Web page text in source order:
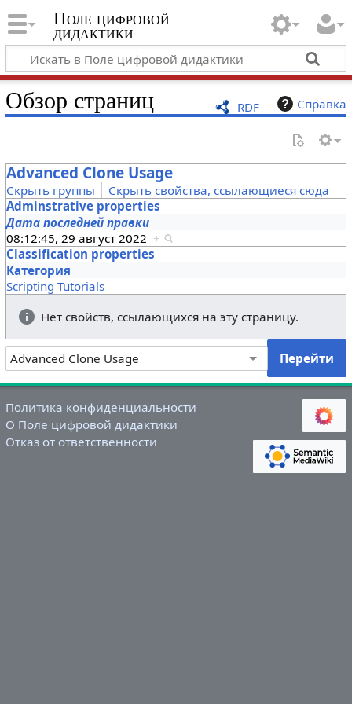
Поле цифровой
дидактики
RDF Справка
Обзор страниц
Advanced Clone Usage
Скрыть группы
Скрыть свойства, ссылающиеся сюда
Adminstrative properties
Дата последней правки
08:12:45, 29 август 2022 +
Classification properties
Категория
Scripting Tutorials
Нет свойств, ссылающихся на эту страницу.
Политика конфиденциальности
О Поле цифровой дидактики
Отказ от ответственности